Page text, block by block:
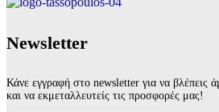
Νewsletter
Κάνε εγγραφή στο newsletter για να βλέπεις
και να εκμεταλλευτείς τις προσφορές μας!